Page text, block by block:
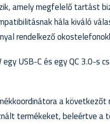
amely megfelelő tartást
hála kiváló
rendelkező
USB-C és egy QC 3.0-s
a
termékeket, beleértve